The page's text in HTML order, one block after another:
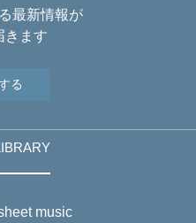
最新情報が
きます
る
music